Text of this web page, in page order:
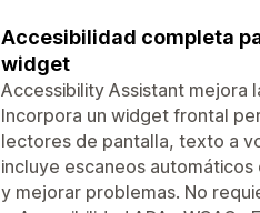
Accesibilidad completa
widget
Accessibility Assistant mejora
Incorpora un widget frontal
lectores de pantalla, texto a
incluye escaneos
y mejorar problemas. No